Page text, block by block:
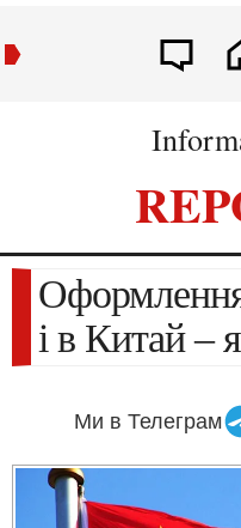
Оформлення візи в Тайвань
і в Китай –
Ми в Телеграм